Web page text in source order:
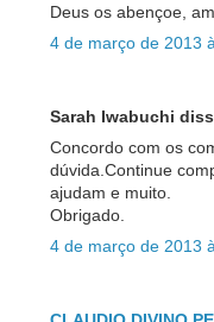
Deus os abençoe,
4 de março de 2013
Sarah Iwabuchi
Concordo com os
dúvida.Continue
ajudam e muito.
Obrigado.
4 de março de 2013